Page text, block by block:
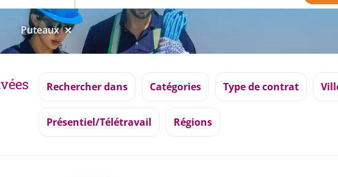
Puteaux
Rechercher dans Catégories Type de contrat
Présentiel/Télétravail Régions